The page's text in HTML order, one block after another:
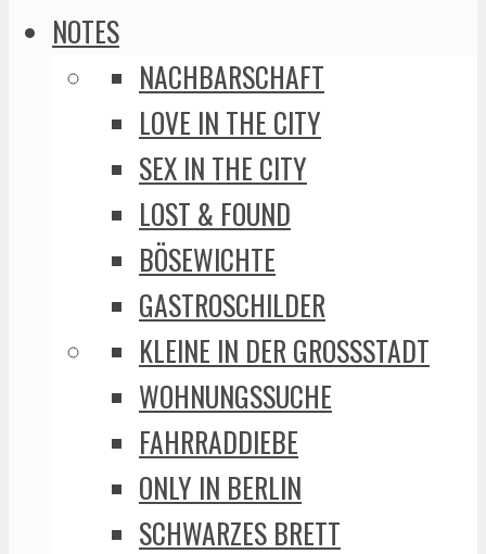
NOTES
NACHBARSCHAFT
LOVE IN THE CITY
SEX IN THE CITY
LOST & FOUND
BÖSEWICHTE
GASTROSCHILDER
KLEINE IN DER GROSSSTADT
WOHNUNGSSUCHE
FAHRRADDIEBE
ONLY IN BERLIN
SCHWARZES BRETT